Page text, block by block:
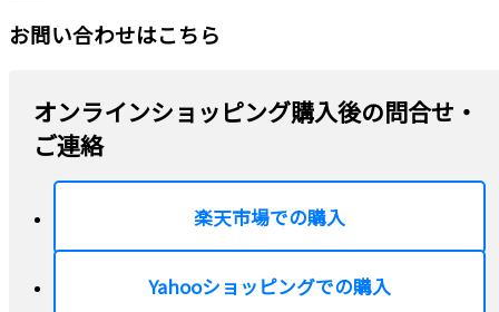
お問い合わせはこちら
オンラインショッピング購入後の問合せ・
ご連絡
楽天市場での購入
Yahooショッピングでの購入